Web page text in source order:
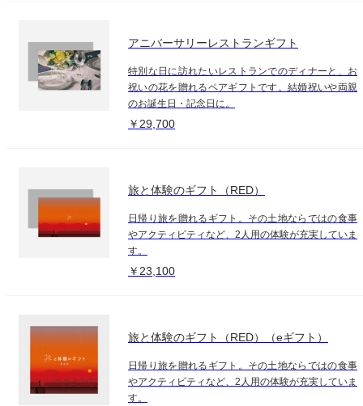
アニバーサリーレストランギフト
特別な日に訪れたいレストランでのディナーと、お
祝いの花を贈れるペアギフトです。結婚祝いや両親
のお誕生日・記念日に。
￥29,700
旅と体験のギフト（RED）
日帰り旅を贈れるギフト。その土地ならではの食事
やアクティビティなど、2人用の体験が充実していま
す。
￥23,100
旅と体験のギフト（RED）（eギフト）
日帰り旅を贈れるギフト。その土地ならではの食事
やアクティビティなど、2人用の体験が充実していま
す。